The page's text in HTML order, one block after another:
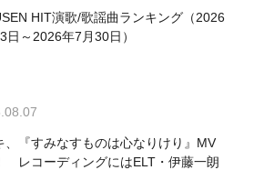
HIT演歌/歌謡曲ランキング（2026
日～2026年7月30日）
、『すみなすものは心なりけり』MV
レコーディングにはELT・伊藤一朗